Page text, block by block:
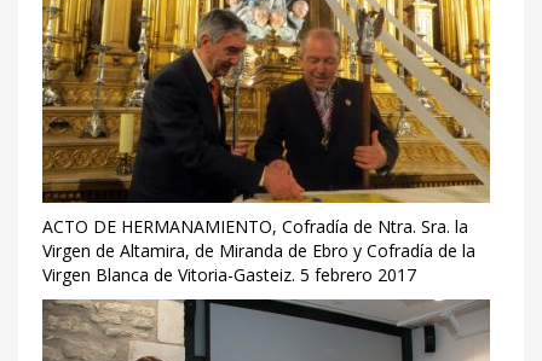
ACTO DE HERMANAMIENTO, Cofradía de Ntra. Sra. la
Virgen de Altamira, de Miranda de Ebro y Cofradía de la
Virgen Blanca de Vitoria-Gasteiz. 5 febrero 2017